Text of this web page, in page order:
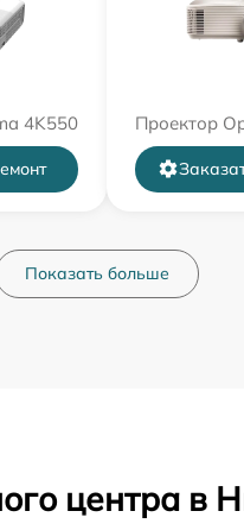
4K550 Проектор
Показать больше
центра